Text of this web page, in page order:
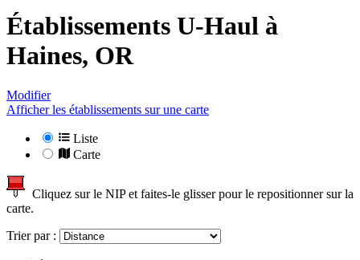
Établissements U-Haul à
Haines, OR
Modifier
Afficher les établissements sur une carte
Liste
Carte
Cliquez sur le NIP et faites-le glisser pour le repositionner sur la
carte.
Trier par :